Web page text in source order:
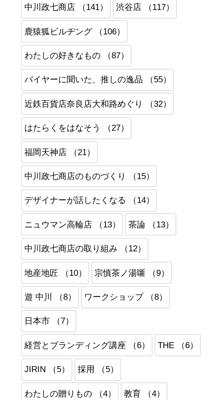
中川政七商店 （141） 渋谷店 （117）
鹿猿狐ビルヂング （106）
わたしの好きなもの （87）
バイヤーに聞いた、推しの逸品 （55）
近鉄百貨店奈良店大和路めぐり （32）
はたらくをはなそう （27）
福岡天神店 （21）
中川政七商店のものづくり （15）
デザイナーが話したくなる （14）
ニュウマン高輪店 （13） 茶論 （13）
中川政七商店の取り組み （12）
地産地匠 （10） 宗慎茶ノ湯噺 （9）
遊 中川 （8） ワークショップ （8）
日本市 （7）
経営とブランディング講座 （6） THE （6）
JIRIN （5） 採用 （5）
わたしの贈りもの （4） 教育 （4）